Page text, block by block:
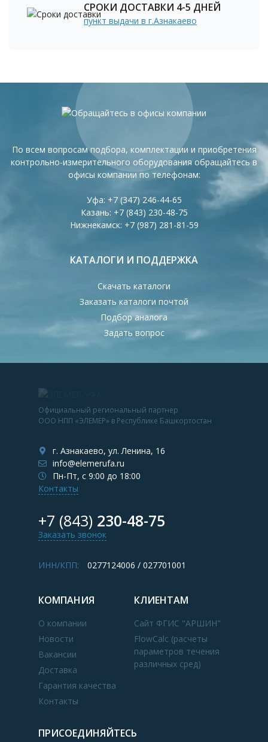
СРОКИ ДОСТАВКИ 4-5 ДНЕЙ
пункт выдачи в г.Азнакаево
По всем вопросам подбора, комплектации и приобретения
контрольно-измерительного оборудования обращайтесь в
офисы компании по телефонам:
Уфа: +7 (347) 246-44-65
Казань: +7 (843) 230-48-75
Нижнекамск: +7 (987) 281-81-59
КАТАЛОГИ И ПОДДЕРЖКА
Скачать каталоги
Заказать каталоги почтой
Подбор аналога
Задать вопрос
Официальный региональный партнер
ООО НПП «ЭЛЕМЕР» в Республике Башкортостан
г. Азнакаево, ул. Ленина, 16
info@elemerufa.ru
Пн-Пт, с 9:00 до 18:00
Контакты
+7 (843) 230-48-75
Заказать звонок
ИНН/КПП: 0277124006 / 027701001
КОМПАНИЯ
О компании
Новости
Вакансии
Доставка
Гарантия качества
Контакты
КЛИЕНТАМ
Сайт ФГИС "АРШИН"
FlowCalc (расчеты
параметров течения
различных сред)
ПРИСОЕДИНЯЙТЕСЬ